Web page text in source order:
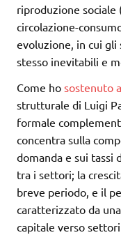
riproduzione
circolazione-
evoluzione, in cui
stesso inevitabili e
Come ho sostenuto
strutturale di Luigi
formale
concentra sulla
domanda e sui tassi
tra i settori; la
breve periodo, e il
caratterizzato da
capitale verso